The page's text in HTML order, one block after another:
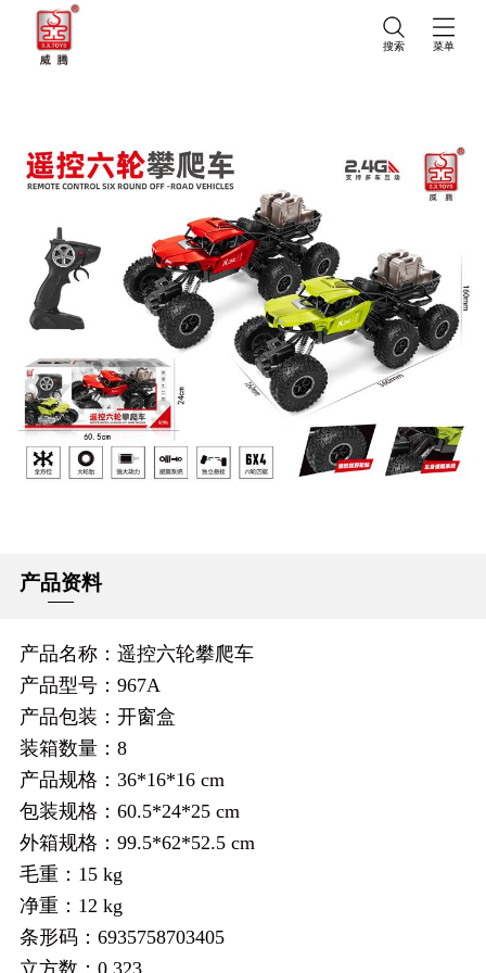
搜索 菜单
产品资料
产品名称：遥控六轮攀爬车
产品型号：967A
产品包装：开窗盒
装箱数量：8
产品规格：36*16*16 cm
包装规格：60.5*24*25 cm
外箱规格：99.5*62*52.5 cm
毛重：15 kg
净重：12 kg
条形码：6935758703405
立方数：0.323